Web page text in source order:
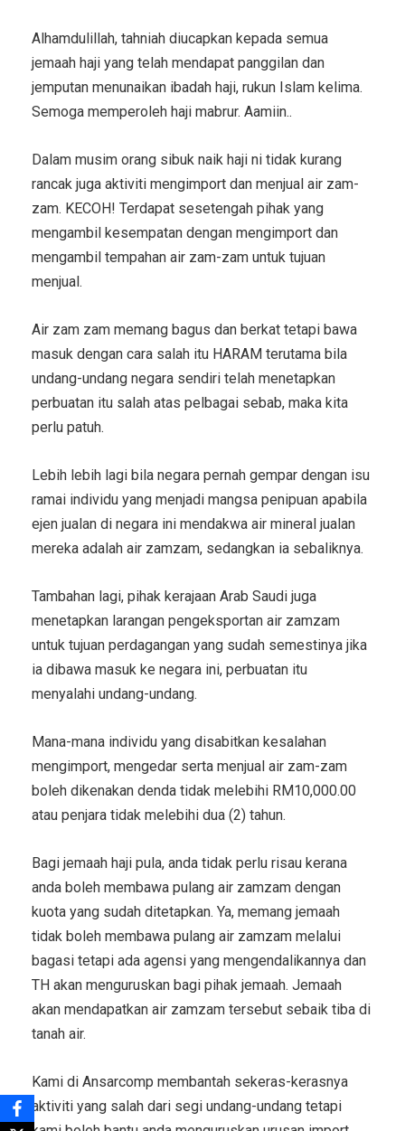
Alhamdulillah, tahniah diucapkan kepada semua
jemaah haji yang telah mendapat panggilan dan
jemputan menunaikan ibadah haji, rukun Islam kelima.
Semoga memperoleh haji mabrur. Aamiin..
Dalam musim orang sibuk naik haji ni tidak kurang
rancak juga aktiviti mengimport dan menjual air zam-
zam. KECOH! Terdapat sesetengah pihak yang
mengambil kesempatan dengan mengimport dan
mengambil tempahan air zam-zam untuk tujuan
menjual.
Air zam zam memang bagus dan berkat tetapi bawa
masuk dengan cara salah itu HARAM terutama bila
undang-undang negara sendiri telah menetapkan
perbuatan itu salah atas pelbagai sebab, maka kita
perlu patuh.
Lebih lebih lagi bila negara pernah gempar dengan isu
ramai individu yang menjadi mangsa penipuan apabila
ejen jualan di negara ini mendakwa air mineral jualan
mereka adalah air zamzam, sedangkan ia sebaliknya.
Tambahan lagi, pihak kerajaan Arab Saudi juga
menetapkan larangan pengeksportan air zamzam
untuk tujuan perdagangan yang sudah semestinya jika
ia dibawa masuk ke negara ini, perbuatan itu
menyalahi undang-undang.
Mana-mana individu yang disabitkan kesalahan
mengimport, mengedar serta menjual air zam-zam
boleh dikenakan denda tidak melebihi RM10,000.00
atau penjara tidak melebihi dua (2) tahun.
Bagi jemaah haji pula, anda tidak perlu risau kerana
anda boleh membawa pulang air zamzam dengan
kuota yang sudah ditetapkan. Ya, memang jemaah
tidak boleh membawa pulang air zamzam melalui
bagasi tetapi ada agensi yang mengendalikannya dan
TH akan menguruskan bagi pihak jemaah. Jemaah
akan mendapatkan air zamzam tersebut sebaik tiba di
tanah air.
Kami di Ansarcomp membantah sekeras-kerasnya
aktiviti yang salah dari segi undang-undang tetapi